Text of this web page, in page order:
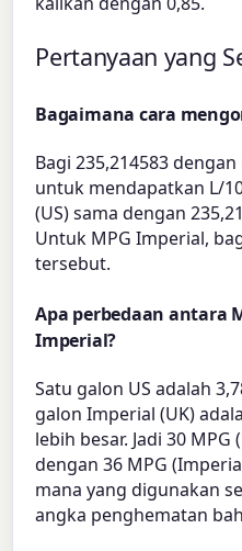
Pertanyaan yang
Bagaimana cara
Bagi 235,214583
untuk mendapatkan L/
(US) sama dengan
Untuk MPG Imperial,
tersebut.
Apa perbedaan antara
Imperial?
Satu galon US adalah
galon Imperial (UK)
lebih besar. Jadi 30
dengan 36 MPG
mana yang digunakan
angka penghematan